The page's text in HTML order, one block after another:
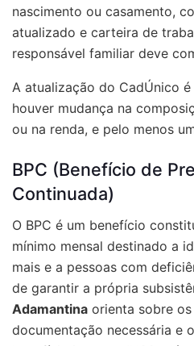
nascimento ou casamento,
atualizado e carteira de
responsável familiar deve
A atualização do CadÚnico
houver mudança na
ou na renda, e pelo menos
BPC (Benefício de
Continuada)
O BPC é um benefício
mínimo mensal destinado a
mais e a pessoas com
de garantir a própria
Adamantina orienta sobre
documentação necessária e